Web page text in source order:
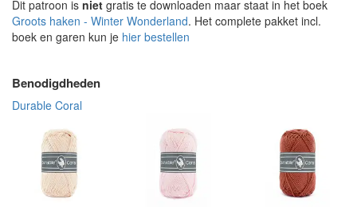
Dit patroon is niet gratis te downloaden maar staat in het boek
Groots haken - Winter Wonderland. Het complete pakket incl.
boek en garen kun je hier bestellen
Benodigdheden
Durable Coral